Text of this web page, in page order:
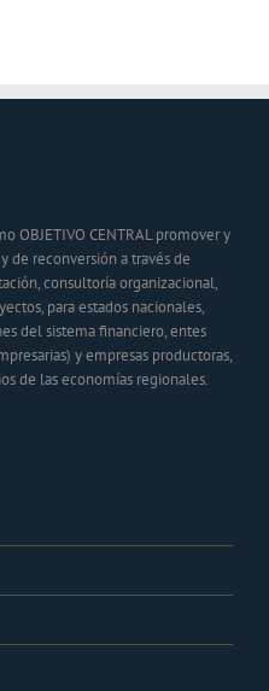
OBJETIVO CENTRAL promover y
de reconversión a través de
consultoría organizacional,
para estados nacionales,
del sistema financiero, entes
y empresas productoras,
de las economías regionales.